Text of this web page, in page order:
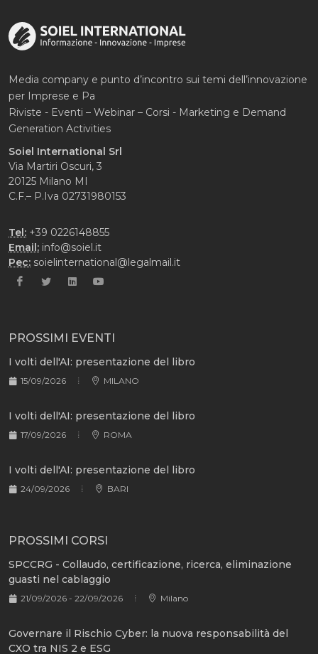
Media company e punto d’incontro sui temi dell’innovazione
per Imprese e Pa
Riviste - Eventi – Webinar – Corsi - Marketing e Demand
Generation Activities
Soiel International Srl
Via Martiri Oscuri, 3
20125 Milano MI
C.F.– P.Iva 02731980153
Tel: +39 0226148855
Email: info@soiel.it
Pec: soielinternational@legalmail.it
PROSSIMI EVENTI
I volti dell'AI: presentazione del libro
15/09/2026 MILANO
I volti dell'AI: presentazione del libro
17/09/2026 ROMA
I volti dell'AI: presentazione del libro
24/09/2026 BARI
PROSSIMI CORSI
SPCCRG - Collaudo, certificazione, ricerca, eliminazione
guasti nel cablaggio
21/09/2026 - 22/09/2026 Milano
Governare il Rischio Cyber: la nuova responsabilità del
CXO tra NIS 2 e ESG